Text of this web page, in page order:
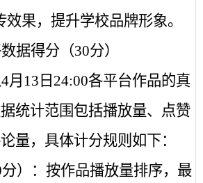
效果，提升学校品牌形象。
数据得分（30分）
4月 13 日 24:00各平台作品的真
统计范围包括播放量、点赞
量，具体计分规则如下：
分）：按作品播放量排序，最